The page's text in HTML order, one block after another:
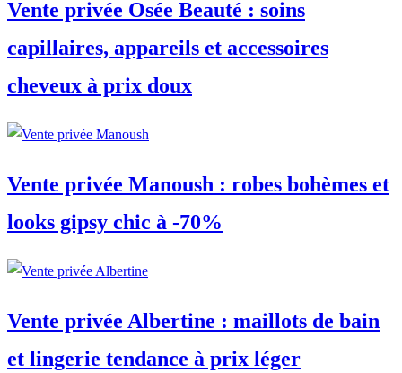
Vente privée Osée Beauté : soins
capillaires, appareils et accessoires
cheveux à prix doux
Vente privée Manoush : robes bohèmes et
looks gipsy chic à -70%
Vente privée Albertine : maillots de bain
et lingerie tendance à prix léger